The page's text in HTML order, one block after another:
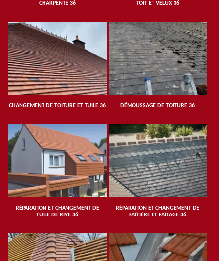
CHARPENTE 36
TOIT ET VELUX 36
CHANGEMENT DE TOITURE ET TUILE 36 DÉMOUSSAGE DE TOITURE 36
RÉPARATION ET CHANGEMENT DE
TUILE DE RIVE 36
RÉPARATION ET CHANGEMENT DE
FAÎTIÈRE ET FAÎTAGE 36